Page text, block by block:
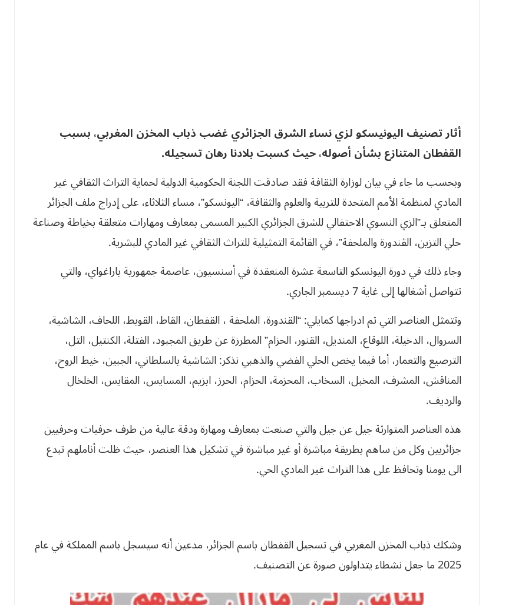
أثار تصنيف اليونيسكو لزي نساء الشرق الجزائري غضب ذباب المخزن المغربي، بسبب
القفطان المتنازع بشأن أصوله، حيث كسبت بلادنا رهان تسجيله.
وبحسب ما جاء في بيان لوزارة الثقافة فقد صادقت اللجنة الحكومية الدولية لحماية التراث الثقافي غير
المادي لمنظمة الأمم المتحدة للتربية والعلوم والثقافة، “اليونسكو”، مساء الثلاثاء، على إدراج ملف الجزائر
المتعلق بـ”الزي النسوي الاحتفالي للشرق الجزائري الكبير المسمى بمعارف ومهارات متعلقة بخياطة وصناعة
حلي التزين، الڤندورة والملحفة”، في القائمة التمثيلية للتراث الثقافي غير المادي للبشرية.
وجاء ذلك في دورة اليونسكو التاسعة عشرة المنعقدة في أسنسيون، عاصمة جمهورية باراغواي، والتي
تتواصل أشغالها إلى غاية 7 ديسمبر الجاري.
وتتمثل العناصر التي تم ادراجها كمايلي: “القندورة، الملحفة ، القفطان، القاط، القويط، اللحاف، الشاشية،
السروال، الدخيلة، اللوقاع، المنديل، القنور، الحزام” المطرزة عن طريق المجبود، الفتلة، الكنتيل، التل،
الترصيع والتعمار، أما فيما يخص الحلي الفضي والذهبي نذكر: الشاشية بالسلطاني، الجبين، خيط الروح،
المناقش، المشرف، المخبل، السخاب، المحزمة، الحزام، الحرز، ابزيم، المسايس، المقايس، الخلخال
والرديف.
هذه العناصر المتوارثة جيل عن جيل والتي صنعت بمعارف ومهارة ودقة عالية من طرف حرفيات وحرفيين
جزائريين وكل من ساهم بطريقة مباشرة أو غير مباشرة في تشكيل هذا العنصر، حيث ظلت أناملهم تبدع
الى يومنا وتحافظ على هذا التراث غير المادي الحي.
وشكك ذباب المخزن المغربي في تسجيل القفطان باسم الجزائر، مدعين أنه سيسجل باسم المملكة في عام
2025 ما جعل نشطاء يتداولون صورة عن التصنيف.